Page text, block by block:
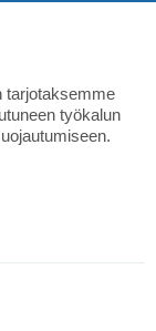
tarjotaksemme
työkalun